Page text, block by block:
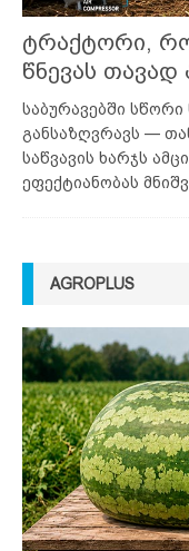
ტრაქტორი,
წნევას
საბურავებში
განსაზღვრავს —
საწვავის ხარჯს
ეფექტიანობას
AGROPLUS